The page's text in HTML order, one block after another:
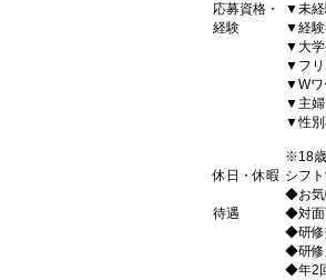
応募資格・
経験
▼未経
▼経験
▼大学
▼フリ
▼Wワ
▼主婦
▼性別
※18歳
休日・休暇 シフト
◆お気
待遇
◆対面
◆研修
◆研修
◆年2